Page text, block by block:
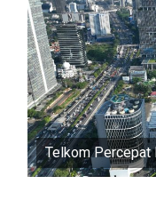
Telkom Percepat